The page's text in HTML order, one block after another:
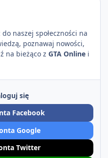
do naszej społeczności na
poznawaj nowości,
na bieżąco z GTA Online i
się
Facebook
Google
Twitter